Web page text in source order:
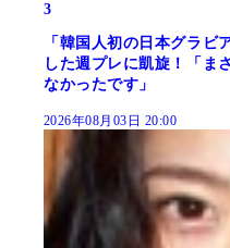
3
「韓国人初の日本グラビ
した週プレに凱旋！「ま
なかったです」
2026年08月03日 20:00